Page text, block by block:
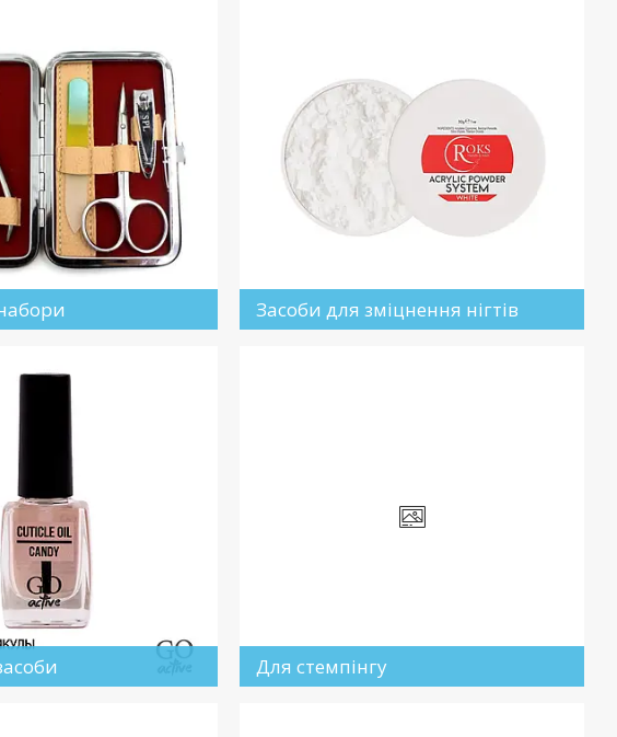
Засоби для зміцнення нігтів
Для стемпінгу